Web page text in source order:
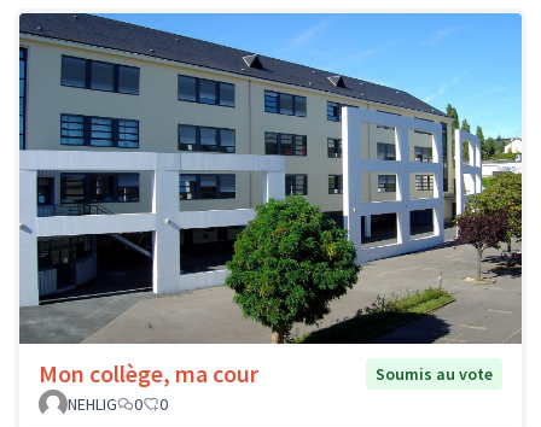
Mon collège, ma cour
Soumis au vote
NEHLIG
0 0